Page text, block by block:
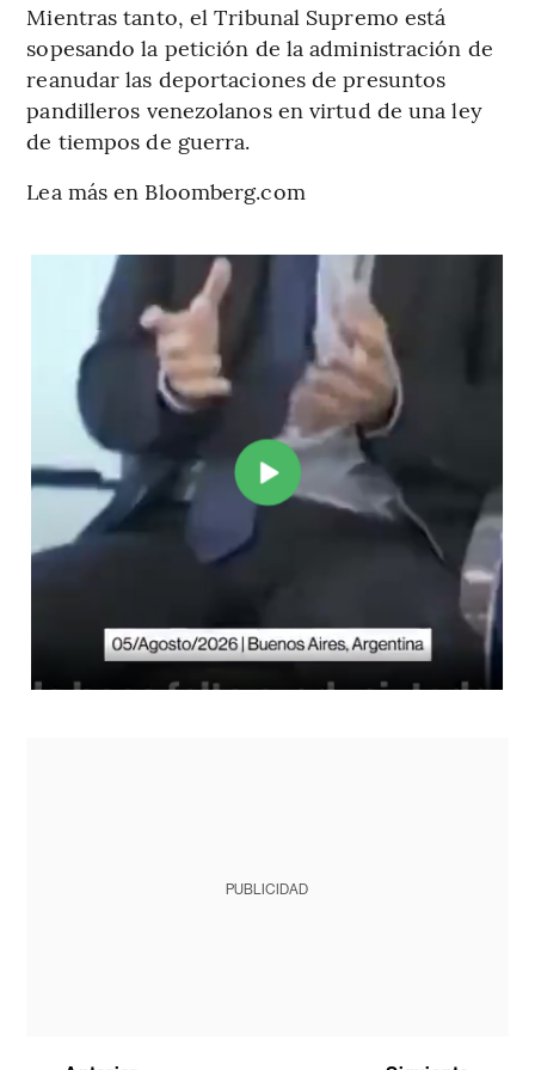
Mientras tanto, el Tribunal Supremo está
sopesando la petición de la administración de
reanudar las deportaciones de presuntos
pandilleros venezolanos en virtud de una ley
de tiempos de guerra.
Lea más en Bloomberg.com
PUBLICIDAD